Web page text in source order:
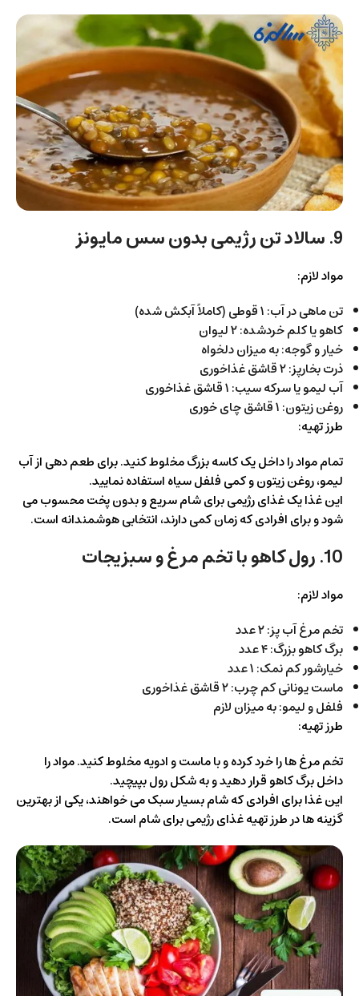
9. سالاد تن رژیمی بدون سس مایونز
مواد لازم:
تن ماهی در آب: ۱ قوطی (کاملاً آبکش شده)
کاهو یا کلم خردشده: ۲ لیوان
خیار و گوجه: به میزان دلخواه
ذرت بخارپز: ۲ قاشق غذاخوری
آب لیمو یا سرکه سیب: ۱ قاشق غذاخوری
روغن زیتون: ۱ قاشق چای خوری
طرز تهیه:
تمام مواد را داخل یک کاسه بزرگ مخلوط کنید. برای طعم دهی از آب
لیمو، روغن زیتون و کمی فلفل سیاه استفاده نمایید.
این غذا یک غذای رژیمی برای شام سریع و بدون پخت محسوب می
شود و برای افرادی که زمان کمی دارند، انتخابی هوشمندانه است.
10. رول کاهو با تخم مرغ و سبزیجات
مواد لازم:
تخم مرغ آب پز: ۲ عدد
برگ کاهو بزرگ: ۴ عدد
خیارشور کم نمک: ۱ عدد
ماست یونانی کم چرب: ۲ قاشق غذاخوری
فلفل و لیمو: به میزان لازم
طرز تهیه:
تخم مرغ ها را خرد کرده و با ماست و ادویه مخلوط کنید. مواد را
داخل برگ کاهو قرار دهید و به شکل رول بپیچید.
این غذا برای افرادی که شام بسیار سبک می خواهند، یکی از بهترین
گزینه ها در طرز تهیه غذای رژیمی برای شام است.